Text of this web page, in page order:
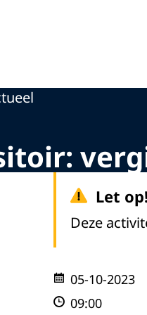
Let op!
Deze
05-10-2023
09:00